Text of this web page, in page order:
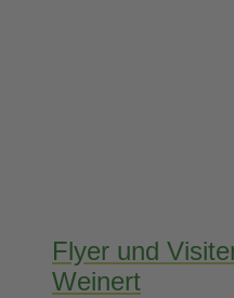
Flyer und
Weinert